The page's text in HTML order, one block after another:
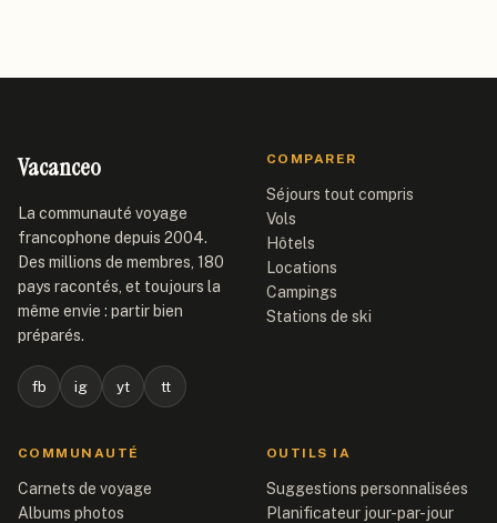
Vacanceo
La communauté voyage
francophone depuis 2004.
Des millions de membres, 180
pays racontés, et toujours la
même envie : partir bien
préparés.
fb ig yt tt
COMPARER
Séjours tout compris
Vols
Hôtels
Locations
Campings
Stations de ski
COMMUNAUTÉ
Carnets de voyage
Albums photos
OUTILS IA
Suggestions personnalisées
Planificateur jour-par-jour